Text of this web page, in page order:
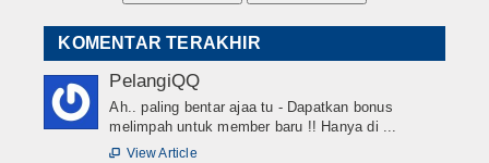
KOMENTAR TERAKHIR
PelangiQQ
Ah.. paling bentar ajaa tu - Dapatkan bonus
melimpah untuk member baru !! Hanya di ...
 View Article